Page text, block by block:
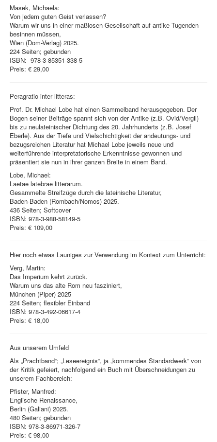
Masek, Michaela:
Von jedem guten Geist verlassen?
Warum wir uns in einer maßlosen Gesellschaft auf antike Tugenden
besinnen müssen,
Wien (Dom-Verlag) 2025.
224 Seiten; gebunden
ISBN: ‎ 978-3-85351-338-5
Preis: € 29,00
Peragratio inter litteras:
Prof. Dr. Michael Lobe hat einen Sammelband herausgegeben. Der
Bogen seiner Beiträge spannt sich von der Antike (z.B. Ovid/Vergil)
bis zu neulateinischer Dichtung des 20. Jahrhunderts (z.B. Josef
Eberle). Aus der Tiefe und Vielschichtigkeit der andeutungs- und
bezugsreichen Literatur hat Michael Lobe jeweils neue und
weiterführende interpretatorische Erkenntnisse gewonnen und
präsentiert sie nun in ihrer ganzen Breite in einem Band.
Lobe, Michael:
Laetae latebrae litterarum.
Gesammelte Streifzüge durch die lateinische Literatur,
Baden-Baden (Rombach/Nomos) 2025.
436 Seiten; Softcover
ISBN: 978-3-988-58149-5
Preis: € 109,00
Hier noch etwas Launiges zur Verwendung im Kontext zum Unterricht:
Verg, Martin:
Das Imperium kehrt zurück.
Warum uns das alte Rom neu fasziniert,
München (Piper) 2025
224 Seiten; flexibler Einband
ISBN: 978-3-492-06617-4
Preis: € 18,00
Aus unserem Umfeld
Als „Prachtband“; „Leseereignis“, ja „kommendes Standardwerk“ von
der Kritik gefeiert, nachfolgend ein Buch mit Überschneidungen zu
unserem Fachbereich:
Pfister, Manfred:
Englische Renaissance,
Berlin (Galiani) 2025.
480 Seiten; gebunden
ISBN: 978-3-86971-326-7
Preis: € 98,00